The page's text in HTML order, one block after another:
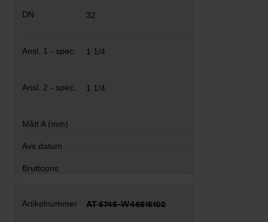
32
1 1/4
1 1/4
AT 5745-W46515102